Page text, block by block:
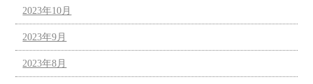
2023年10月
2023年9月
2023年8月